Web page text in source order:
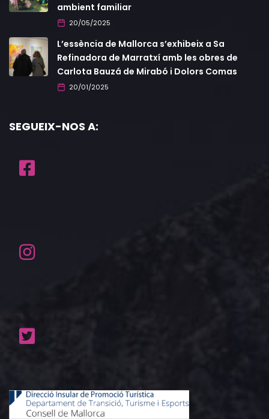
ambient familiar
20/05/2025
L’essència de Mallorca s’exhibeix a Sa
Refinadora de Marratxí amb les obres de
Carlota Bauzá de Mirabó i Dolors Comas
20/01/2025
SEGUEIX-NOS A: